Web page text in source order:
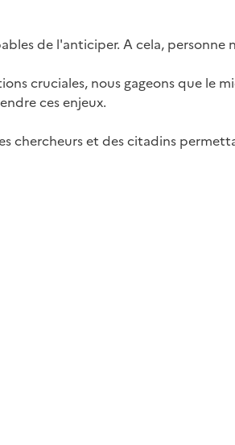
de l'anticiper. A cela, personne
cruciales, nous gageons que le
ces enjeux.
chercheurs et des citadins